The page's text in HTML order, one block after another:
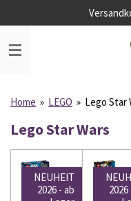
Hauptinhalt
springen
Home » LEGO » Lego Star
Lego Star Wars
NEUHEIT
2026 - ab
2026